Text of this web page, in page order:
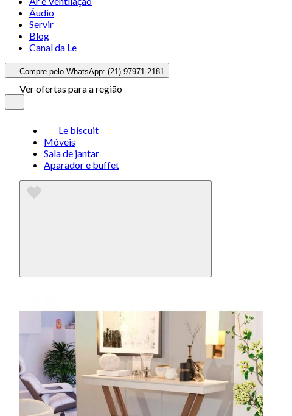
Áudio
Servir
Blog
Canal da Le
Compre pelo WhatsApp: (21) 97971-2181
Ver ofertas para a região
Le biscuit
Móveis
Sala de jantar
Aparador e buffet